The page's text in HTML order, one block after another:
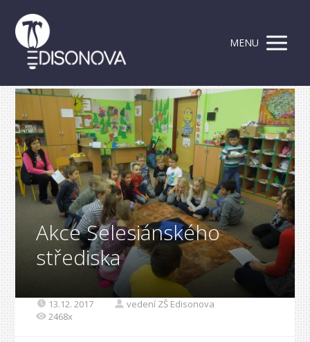
MENU
Akce Selesiánského
střediska
13.12. 2017
vedení ZŠ Edisonova
2468x